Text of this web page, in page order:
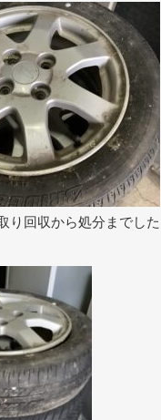
り回収から処分までした